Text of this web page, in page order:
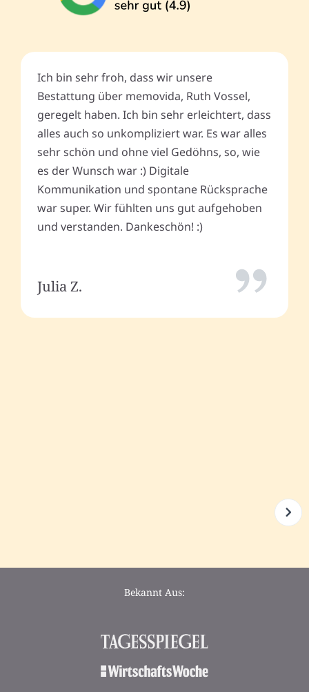
Ich bin sehr froh, dass wir unsere
Bestattung über memovida, Ruth Vossel,
geregelt haben. Ich bin sehr erleichtert, dass
alles auch so unkompliziert war. Es war alles
sehr schön und ohne viel Gedöhns, so, wie
es der Wunsch war :) Digitale
Kommunikation und spontane Rücksprache
war super. Wir fühlten uns gut aufgehoben
und verstanden. Dankeschön! :)
Julia Z.
Bekannt Aus: